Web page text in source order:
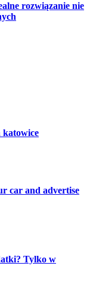
rozwiązanie nie
katowice
car and advertise
Tylko w